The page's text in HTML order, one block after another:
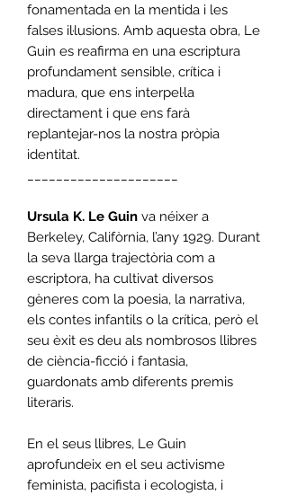
fonamentada en la mentida i les
falses il·lusions. Amb aquesta obra, Le
Guin es reafirma en una escriptura
profundament sensible, crítica i
madura, que ens interpel·la
directament i que ens farà
replantejar-nos la nostra pròpia
identitat.
Ursula K. Le Guin va néixer a
Berkeley, Califòrnia, l’any 1929. Durant
la seva llarga trajectòria com a
escriptora, ha cultivat diversos
gèneres com la poesia, la narrativa,
els contes infantils o la crítica, però el
seu èxit es deu als nombrosos llibres
de ciència-ficció i fantasia,
guardonats amb diferents premis
literaris.
En el seus llibres, Le Guin
aprofundeix en el seu activisme
feminista, pacifista i ecologista, i